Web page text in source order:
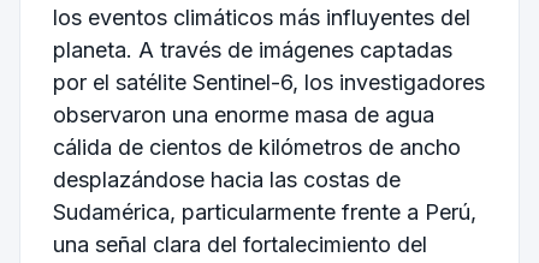
los eventos climáticos más influyentes del
planeta. A través de imágenes captadas
por el satélite Sentinel-6, los investigadores
observaron una enorme masa de agua
cálida de cientos de kilómetros de ancho
desplazándose hacia las costas de
Sudamérica, particularmente frente a Perú,
una señal clara del fortalecimiento del